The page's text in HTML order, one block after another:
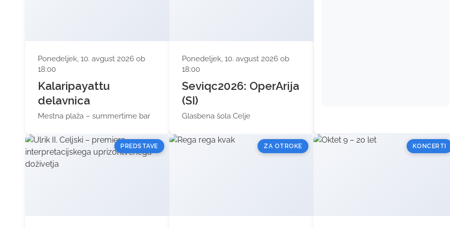
Ponedeljek, 10. avgust 2026 ob
18:00
Kalaripayattu
delavnica
Mestna plaža – summertime bar
Ponedeljek, 10. avgust 2026 ob
18:00
Seviqc2026: OperArija
(SI)
Glasbena šola Celje
PREDSTAVE ZA OTROKE KONCERTI